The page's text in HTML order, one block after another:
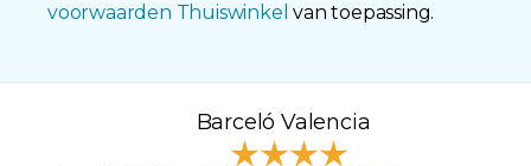
voorwaarden Thuiswinkel van toepassing.
Barceló Valencia